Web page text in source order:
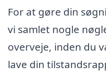
For at gøre din
vi samlet nogle
overveje, inden du
lave din